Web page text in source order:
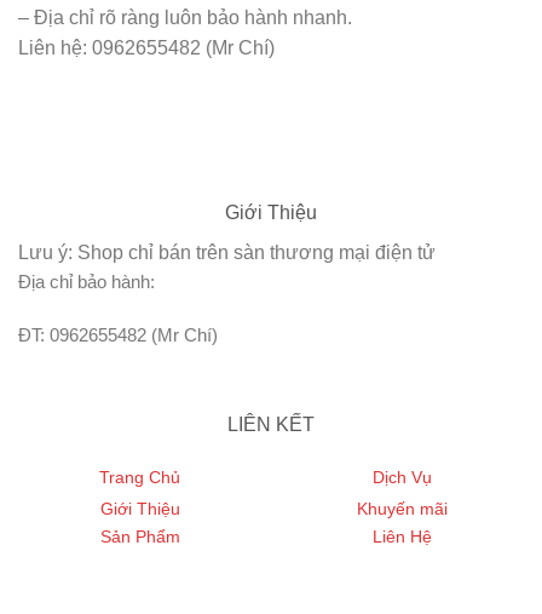
– Địa chỉ rõ ràng luôn bảo hành nhanh.
Liên hệ: 0962655482 (Mr Chí)
Giới Thiệu
Lưu ý: Shop chỉ bán trên sàn thương mại điện tử
Địa chỉ bảo hành:
ĐT: 0962655482 (Mr Chí)
LIÊN KẾT
Trang Chủ
Giới Thiệu
Sản Phẩm
Dịch Vụ
Khuyến mãi
Liên Hệ